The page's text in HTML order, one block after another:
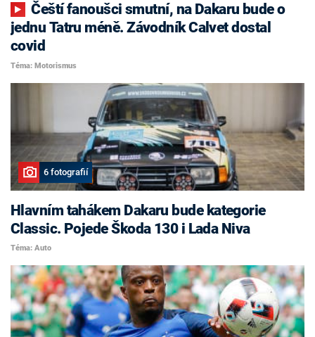
Čeští fanoušci smutní, na Dakaru bude o
jednu Tatru méně. Závodník Calvet dostal
covid
Téma: Motorismus
6 fotografií
Hlavním tahákem Dakaru bude kategorie
Classic. Pojede Škoda 130 i Lada Niva
Téma: Auto